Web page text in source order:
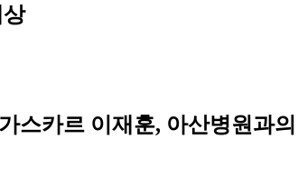
스카르 이재훈, 아산병원과